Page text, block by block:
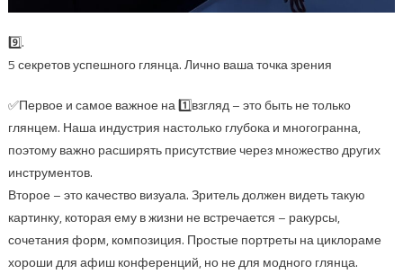
9️⃣.
5 секретов успешного глянца. Лично ваша точка зрения
✅Первое и самое важное на 1️⃣взгляд – это быть не только
глянцем. Наша индустрия настолько глубока и многогранна,
поэтому важно расширять присутствие через множество других
инструментов.
Второе – это качество визуала. Зритель должен видеть такую
картинку, которая ему в жизни не встречается – ракурсы,
сочетания форм, композиция. Простые портреты на циклораме
хороши для афиш конференций, но не для модного глянца.